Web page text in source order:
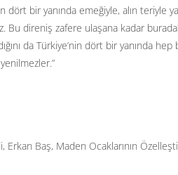
dört bir yanında emeğiyle, alın teriyle
direniş zafere ulaşana kadar
da Türkiye’nin dört bir yanında
, Erkan Baş, Maden Ocaklarının